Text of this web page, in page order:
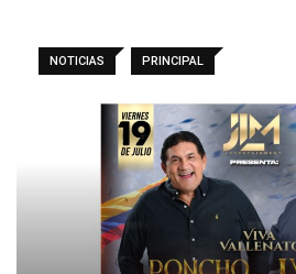
NOTICIAS PRINCIPAL